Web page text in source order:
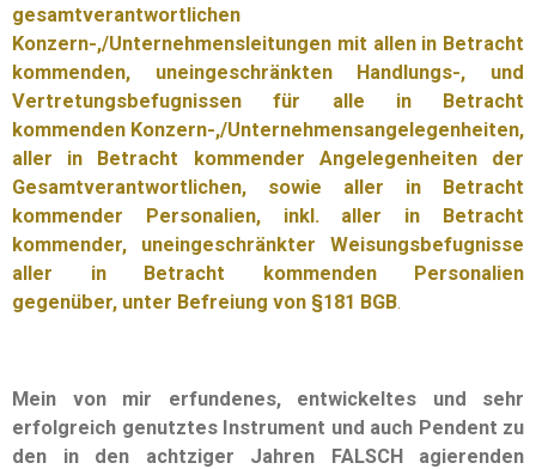
gesamtverantwortlichen
Konzern-,/Unternehmensleitungen mit allen in Betracht
kommenden, uneingeschränkten Handlungs-, und
Vertretungsbefugnissen für alle in Betracht
kommenden Konzern-,/Unternehmensangelegenheiten,
aller in Betracht kommender Angelegenheiten der
Gesamtverantwortlichen, sowie aller in Betracht
kommender Personalien, inkl. aller in Betracht
kommender, uneingeschränkter Weisungsbefugnisse
aller in Betracht kommenden Personalien
gegenüber, unter Befreiung von §181 BGB.
Mein von mir erfundenes, entwickeltes und sehr
erfolgreich genutztes Instrument und auch Pendent zu
den in den achtziger Jahren FALSCH agierenden